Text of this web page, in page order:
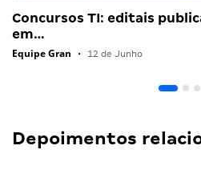
Concursos TI: editais
em…
Equipe Gran • 12 de Junho
Depoimentos